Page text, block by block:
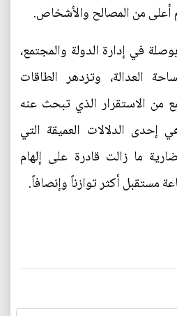
أعلى من المصالح والأشخاص.
في إدارة الدولة والمجتمع،
العدالة، وتزدهر الطاقات
من الاستقرار الذي تبحث عنه
إحدى الدلالات العميقة التي
ما زالت قادرة على إلهام
مستقبل أكثر توازناً وإنصافاً.